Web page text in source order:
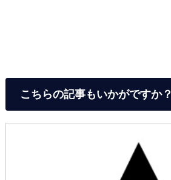
こちらの記事もいかがですか？